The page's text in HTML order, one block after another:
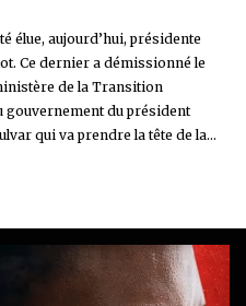
élue, aujourd’hui, présidente
Ce dernier a démissionné le
de la Transition
gouvernement du président
qui va prendre la tête de la...